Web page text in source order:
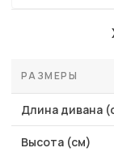
РАЗМЕРЫ
Длина дивана
Высота (см)